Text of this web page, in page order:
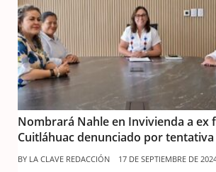
Nombrará Nahle en Invivienda a ex
Cuitláhuac denunciado por
BY LA CLAVE REDACCIÓN 17 DE SEPTIEMBRE DE